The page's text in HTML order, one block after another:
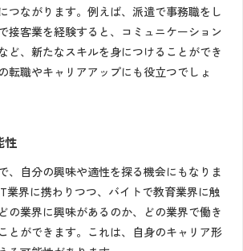
つながります。例えば、派遣で事務職をし
接客業を経験すると、コミュニケーション
ど、新たなスキルを身につけることができ
転職やキャリアアップにも役立つでしょ
性
、自分の興味や適性を探る機会にもなりま
業界に携わりつつ、バイトで教育業界に触
の業界に興味があるのか、どの業界で働き
とができます。これは、自身のキャリア形